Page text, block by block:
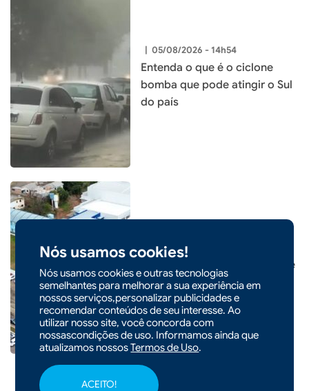
Nós usamos cookies!
Nós usamos cookies e outras tecnologias
semelhantes para melhorar a sua experiência em
nossos serviços,personalizar publicidades e
recomendar conteúdos de seu interesse. Ao
utilizar nosso site, você concorda com
nossascondições de uso. Informamos ainda que
atualizamos nossosTermos de Uso.
ACEITO!
| 05/08/2026 - 14h54
Entenda o que é o ciclone
bomba que pode atingir o Sul
do país
Prefeitura de Xaxim inaugura
nova Escola Santa Terezinha e
entrega o maior investimento
em educação da história do
município